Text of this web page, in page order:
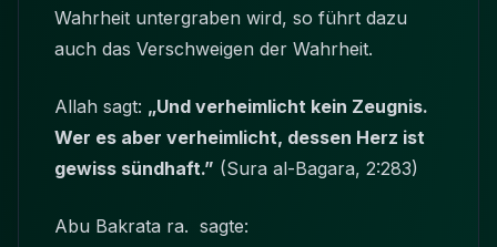
Wahrheit untergraben wird, so führt dazu
auch das Verschweigen der Wahrheit.
Allah sagt: „Und verheimlicht kein Zeugnis.
Wer es aber verheimlicht, dessen Herz ist
gewiss sündhaft.” (Sura al-Bagara, 2:283)
Abu Bakrata ra. sagte: